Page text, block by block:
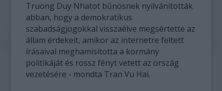
Truong Duy Nhatot bűnösnek nyilvánították
abban, hogy a demokratikus
szabadságjogokkal visszaélve megsértette az
állam érdekeit, amikor az internetre feltett
írásaival meghamisította a kormány
politikáját és rossz fényt vetett az ország
vezetésére - mondta Tran Vu Hai.